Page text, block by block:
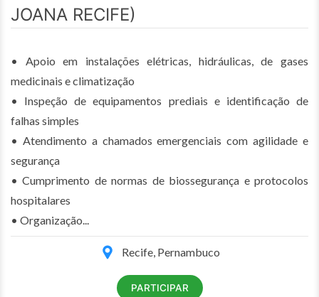
JOANA RECIFE)
• Apoio em instalações elétricas, hidráulicas, de gases
medicinais e climatização
• Inspeção de equipamentos prediais e identificação de
falhas simples
• Atendimento a chamados emergenciais com agilidade e
segurança
• Cumprimento de normas de biossegurança e protocolos
hospitalares
• Organização...
Recife, Pernambuco
PARTICIPAR